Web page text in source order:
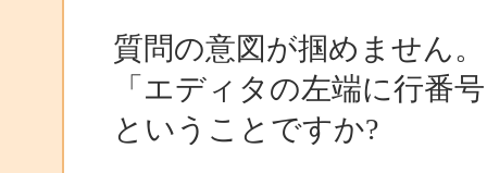
質問の意図が掴めません。
「エディタの左端に行番
ということですか?